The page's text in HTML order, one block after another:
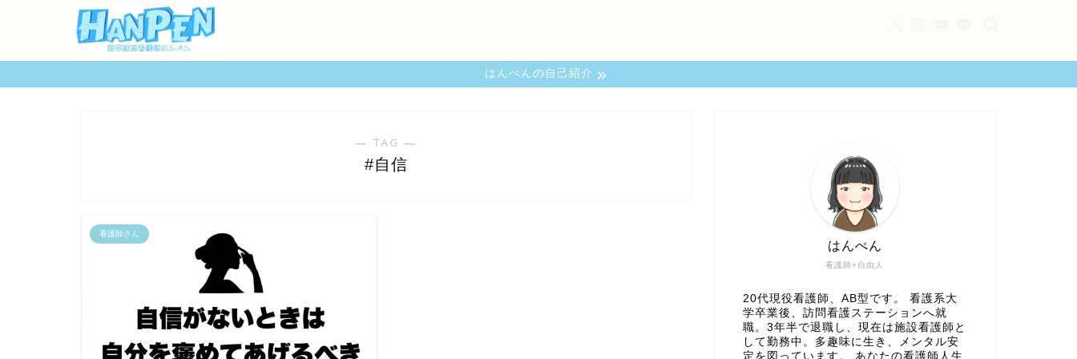
はんぺんの自己紹介
― TAG ―
#自信
看護師さん
看護師×自由人
はんぺん
20代現役看護師、AB型です。 看護系大
学卒業後、訪問看護ステーションへ就
職。3年半で退職し、現在は施設看護師と
して勤務中。多趣味に生き、メンタル安
定を図っています。 あなたの看護師人生